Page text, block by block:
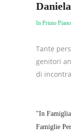
In Primo Piano
Tante
genitori
di
"in
Famiglie Per